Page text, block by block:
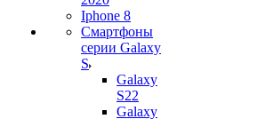
Iphone 8
Смартфоны
серии Galaxy
S
Galaxy
S22
Galaxy